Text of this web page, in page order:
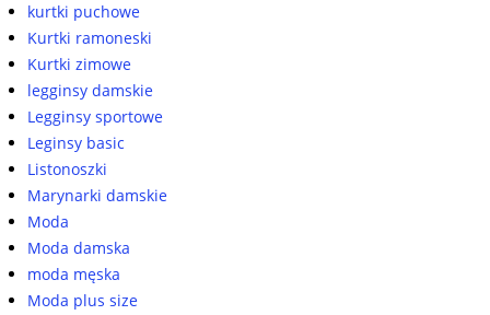
kurtki puchowe
Kurtki ramoneski
Kurtki zimowe
legginsy damskie
Legginsy sportowe
Leginsy basic
Listonoszki
Marynarki damskie
Moda
Moda damska
moda męska
Moda plus size